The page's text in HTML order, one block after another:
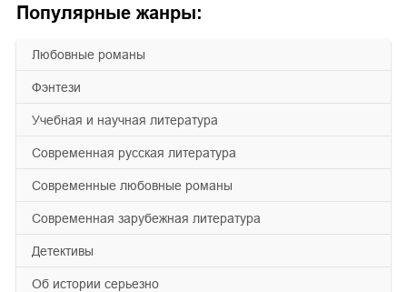
Популярные жанры:
любовные романы
фэнтези
учебная и научная литература
современная русская литература
современные любовные романы
современная зарубежная литература
детективы
об истории серьезно